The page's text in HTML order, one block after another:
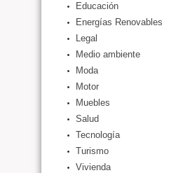
Educación
Energías Renovables
Legal
Medio ambiente
Moda
Motor
Muebles
Salud
Tecnología
Turismo
Vivienda